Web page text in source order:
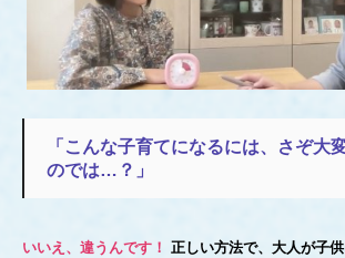
「こんな子育てになるには、さぞ大
のでは…？」
いいえ、違うんです！ 正しい方法で、大人が子